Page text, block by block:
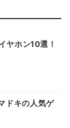
ヤホン10選！
ドキの人気ゲ